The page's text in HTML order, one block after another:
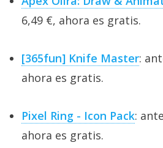
6,49 €, ahora es gratis.
[365fun] Knife Master:
ahora es gratis.
Pixel Ring - Icon Pack:
ahora es gratis.